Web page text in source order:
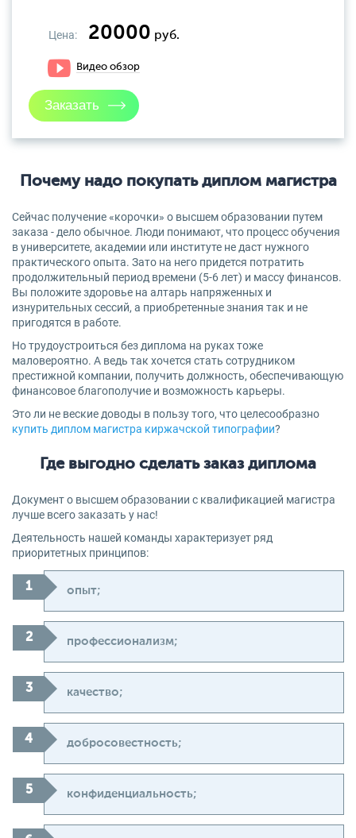
Цена: 20000 руб.
Видео обзор
Почему надо покупать диплом магистра
Сейчас получение «корочки» о высшем образовании путем
заказа - дело обычное. Люди понимают, что процесс обучения
в университете, академии или институте не даст нужного
практического опыта. Зато на него придется потратить
продолжительный период времени (5-6 лет) и массу финансов.
Вы положите здоровье на алтарь напряженных и
изнурительных сессий, а приобретенные знания так и не
пригодятся в работе.
Но трудоустроиться без диплома на руках тоже
маловероятно. А ведь так хочется стать сотрудником
престижной компании, получить должность, обеспечивающую
финансовое благополучие и возможность карьеры.
Это ли не веские доводы в пользу того, что целесообразно
купить диплом магистра киржачской типографии?
Где выгодно сделать заказ диплома
Документ о высшем образовании с квалификацией магистра
лучше всего заказать у нас!
Деятельность нашей команды характеризует ряд
приоритетных принципов:
опыт;
профессионализм;
качество;
добросовестность;
конфиденциальность;